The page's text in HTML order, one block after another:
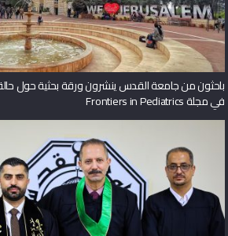
باحثون من جامعة القدس ينشرون ورقة بحثية حول حالة
في مجلة Frontiers in Pediatrics